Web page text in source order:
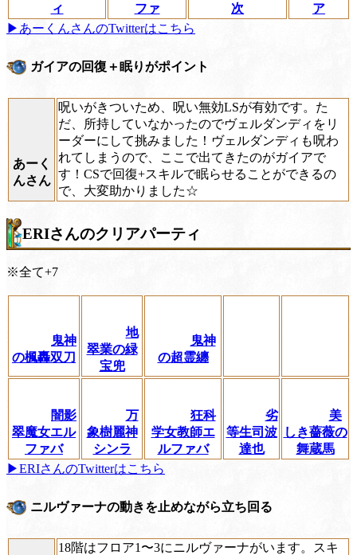
ィ
ファ
次
ア
▶あーくんさんのTwitterはこちら
ガイアの回復＋眠りがポイント
あーく
んさん
呪いがきついため、呪い無効LSが有効です。た
だ、所持していなかったのでヴェルダンディをリ
ーダーにして挑みました！ヴェルダンディも呪わ
れてしまうので、ここで出てきたのがガイアで
す！CSで回復+スキルで眠らせることができるの
で、大変助かりました☆
ERIさんのクリアパーティ
※全て+7
鬼神
の楓轟双刀
地
翠業の緑
宝兜
鬼神
の超霊纏
闇影
翠魔女エル
ファバ
万
象樹麗神
シンラ
狂科
学女教師エ
ルファバ
劣
等生司波
達也
美
しき薔薇の
舞蔵馬
▶ERIさんのTwitterはこちら
ニルヴァーナの動きを止めながら立ち回る
18階はフロア1〜3にニルヴァーナがいます。スキ